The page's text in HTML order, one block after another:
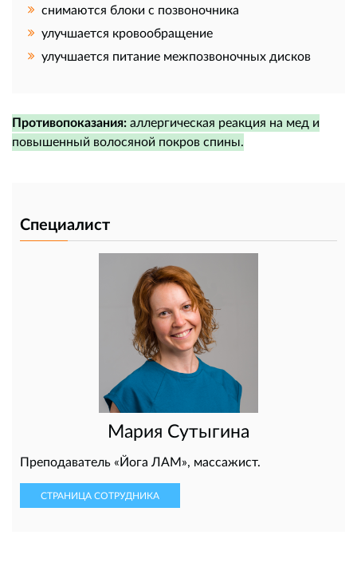
снимаются блоки с позвоночника
улучшается кровообращение
улучшается питание межпозвоночных дисков
Противопоказания: аллергическая реакция на мед и
повышенный волосяной покров спины.
Специалист
Мария Сутыгина
Преподаватель «Йога ЛАМ», массажист.
СТРАНИЦА СОТРУДНИКА